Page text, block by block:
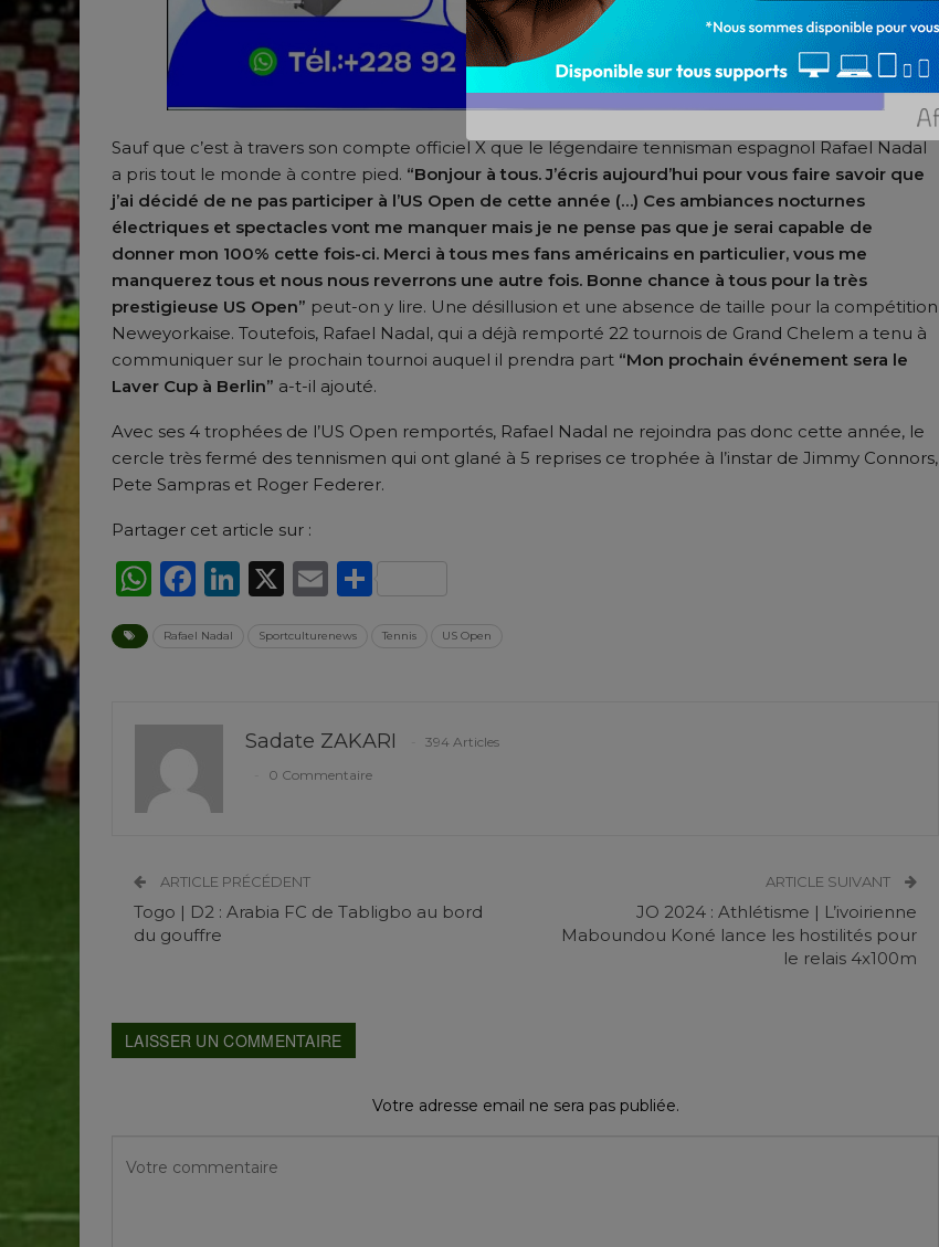
Sauf que c’est à travers son compte officiel X que le légendaire tennisman espagnol Rafael Nadal
a pris tout le monde à contre pied. “Bonjour à tous. J’écris aujourd’hui pour vous faire savoir que
j’ai décidé de ne pas participer à l’US Open de cette année (…) Ces ambiances nocturnes
électriques et spectacles vont me manquer mais je ne pense pas que je serai capable de
donner mon 100% cette fois-ci. Merci à tous mes fans américains en particulier, vous me
manquerez tous et nous nous reverrons une autre fois. Bonne chance à tous pour la très
prestigieuse US Open” peut-on y lire. Une désillusion et une absence de taille pour la compétition
Neweyorkaise. Toutefois, Rafael Nadal, qui a déjà remporté 22 tournois de Grand Chelem a tenu à
communiquer sur le prochain tournoi auquel il prendra part “Mon prochain événement sera le
Laver Cup à Berlin” a-t-il ajouté.
Avec ses 4 trophées de l’US Open remportés, Rafael Nadal ne rejoindra pas donc cette année, le
cercle très fermé des tennismen qui ont glané à 5 reprises ce trophée à l’instar de Jimmy Connors,
Pete Sampras et Roger Federer.
Partager cet article sur :
WhatsApp
Facebook
LinkedIn
X EmailPartager
Rafael Nadal Sportculturenews Tennis US Open
Sadate ZAKARI
394 Articles
0 Commentaire
ARTICLE PRÉCÉDENT
Togo | D2 : Arabia FC de Tabligbo au bord
du gouffre
ARTICLE SUIVANT
JO 2024 : Athlétisme | L’ivoirienne
Maboundou Koné lance les hostilités pour
le relais 4x100m
LAISSER UN COMMENTAIRE
Votre adresse email ne sera pas publiée.